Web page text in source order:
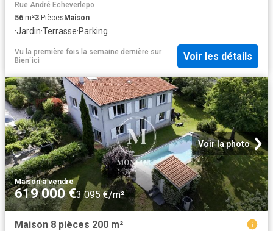
Rue André Echeverlepo
56 m²3 Pièces Maison
·Jardin·Terrasse·Parking
Vu la première fois la semaine dernière sur
Bien´ici
Voir les détails
Voir la photo
Maison·à vendre
619 000 €3 095 €/m²
Maison 8 pièces 200 m²